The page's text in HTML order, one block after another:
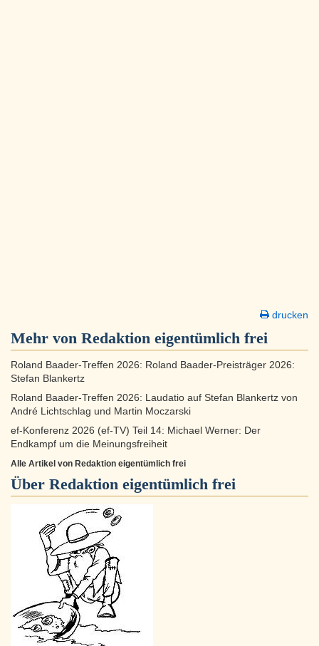
drucken
Mehr von Redaktion eigentümlich frei
Roland Baader-Treffen 2026: Roland Baader-Preisträger 2026:
Stefan Blankertz
Roland Baader-Treffen 2026: Laudatio auf Stefan Blankertz von
André Lichtschlag und Martin Moczarski
ef-Konferenz 2026 (ef-TV) Teil 14: Michael Werner: Der
Endkampf um die Meinungsfreiheit
Alle Artikel von Redaktion eigentümlich frei
Über Redaktion eigentümlich frei